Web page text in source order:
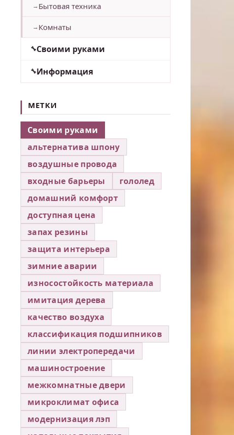
Бытовая техника
Комнаты
Своими руками
Информация
МЕТКИ
Своими руками
альтернатива шпону
воздушные провода
входные барьеры
гололед
домашний комфорт
доступная цена
запах резины
защита интерьера
зимние аварии
износостойкость материала
имитация дерева
качество воздуха
классификация подшипников
линии электропередачи
машиностроение
межкомнатные двери
микроклимат офиса
модернизация лэп